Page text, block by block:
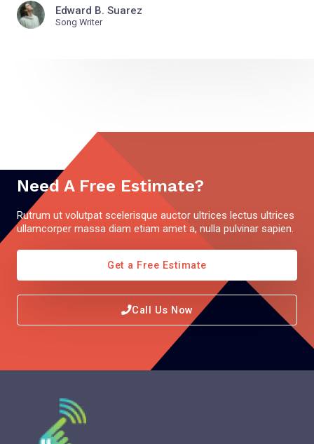
Edward B. Suarez
Song Writer
Need A Free Estimate?
Rutrum ut volutpat scelerisque auctor ultrices lectus ultrices
ullamcorper massa diam etiam amet a, nulla pulvinar sapien.
Get a Free Estimate
Call Us Now